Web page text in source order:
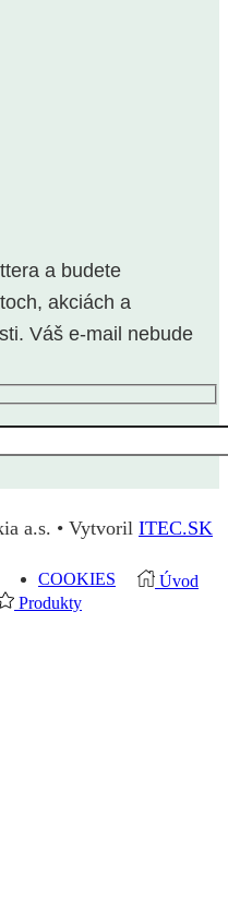
a budete
akciách a
Váš e-mail nebude
a.s. • Vytvoril ITEC.SK
COOKIES
Úvod
Produkty